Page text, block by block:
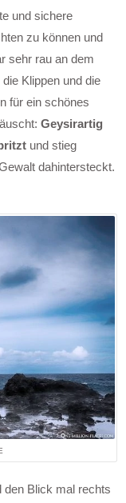
und sichere
zu können und
sehr rau an dem
Klippen und die
für ein schönes
Geysirartig
und stieg
dahintersteckt.
den Blick mal rechts